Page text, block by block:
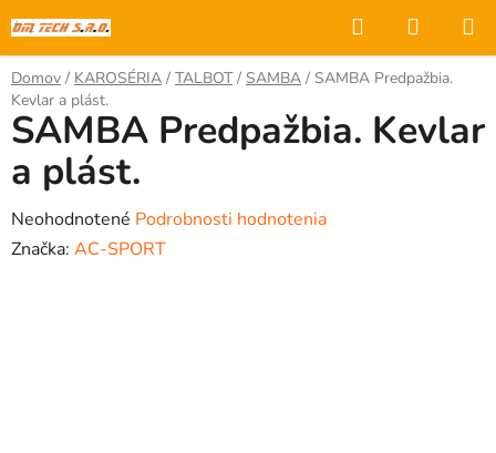
na
obsah
Hľadať
KOŠÍK
Domov / KAROSÉRIA / TALBOT / SAMBA / SAMBA Predpažbia.
Kevlar a plást.
SAMBA Predpažbia. Kevlar
a plást.
Priemerné
hodnotenie
Neohodnotené Podrobnosti hodnotenia
Značka: AC-SPORT